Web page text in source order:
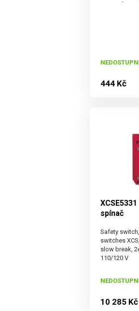
x š x v) 40
444 Kč
spínač
Safety
switches
slow break,
110/120 V
10 285 Kč